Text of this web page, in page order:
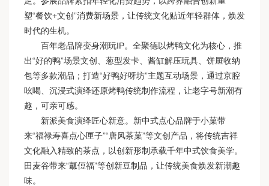
塑“餐饮+文创”消费新场景，让传统文化贴近年轻群体，焕发
时代的生机。
百年老品牌变身潮玩IP。全聚德以烤鸭文化为核心，推
出“好的鸭”场景文创、葱型发卡、酱缸解压玩具、饼屉收纳
包等多款潮品；打造“好鸭好呀坊”主题互动场景，通过京腔
吆喝、沉浸式演绎还原烤鸭传统制作流程，让老字号新潮有
趣，可亲可感。
新派美食演绎匠心新意。新中式点心品牌于小菓带
来“福禄寿喜点心匣子”“唐风茶菓”等文创产品，将传统吉祥
文化融入精致的茶点，以创新形制承载千年中式饮食美学。
田麦谷带来“瓤侸福”等创新豆制品，让传统美食焕发新潮趣
味。